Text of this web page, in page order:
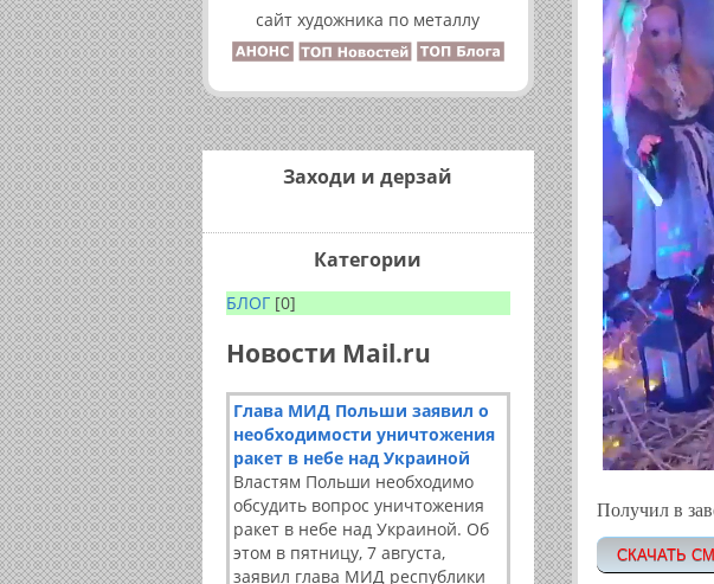
сайт художника по металлу
Получил в
СКАЧАТЬ
Заходи и дерзай
Категории
БЛОГ [0]
Новости Mail.ru
Глава МИД Польши заявил о
необходимости уничтожения
ракет в небе над Украиной
Властям Польши необходимо
обсудить вопрос уничтожения
ракет в небе над Украиной. Об
этом в пятницу, 7 августа,
заявил глава МИД республики